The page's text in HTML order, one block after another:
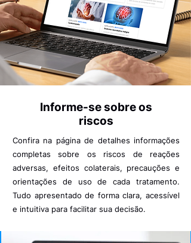
Informe-se sobre os
riscos
Confira na página de detalhes informações
completas sobre os riscos de reações
adversas, efeitos colaterais, precauções e
orientações de uso de cada tratamento.
Tudo apresentado de forma clara, acessível
e intuitiva para facilitar sua decisão.